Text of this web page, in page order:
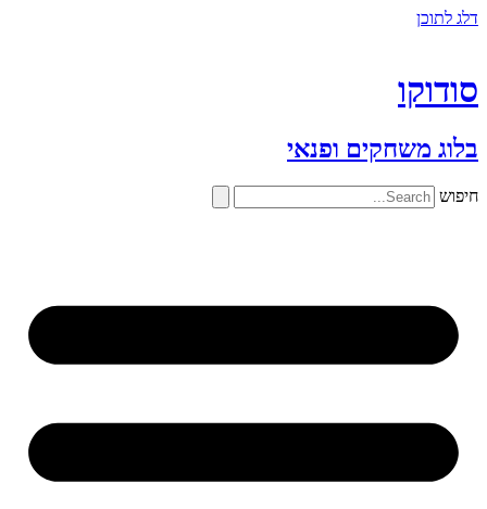
דלג לתוכן
סודוקו
בלוג משחקים ופנאי
חיפוש